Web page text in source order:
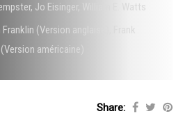
, Jo Eisinger
William E. Watts
(Version anglaise)
américaine)
Share: